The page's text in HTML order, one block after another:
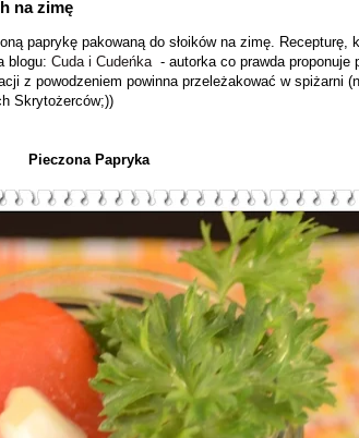
na zimę
paprykę pakowaną do słoików na zimę. Recepturę,
blogu: Cuda i Cudeńka- autorka co prawda proponuje
z powodzeniem powinna przeleżakować w spiżarni
Skrytożerców;))
Pieczona Papryka